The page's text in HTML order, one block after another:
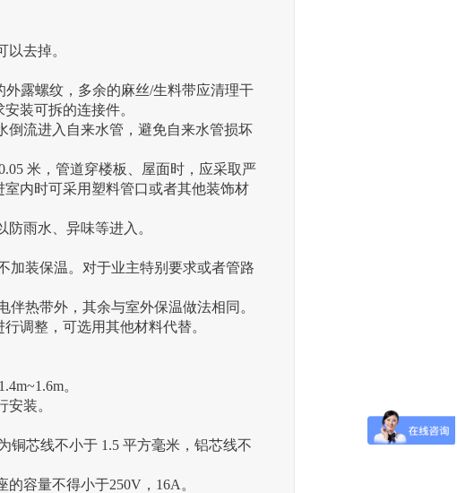
去掉。
露螺纹，多余的麻丝/生料带应清理干
装可拆的连接件。
流进入自来水管，避免自来水管损坏
米，管道穿楼板、屋面时，应采取严
内时可采用塑料管口或者其他装饰材
雨水、异味等进入。
装保温。对于业主特别要求或者管路
热带外，其余与室外保温做法相同。
调整，可选用其他材料代替。
。
装。
芯线不小于 1.5 平方毫米，铝芯线不
容量不得小于250V，16A。